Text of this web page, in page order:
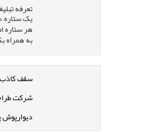
تعرفه
یک ستاره 100000 ریال
هر ستاره اضافه
به همراه
سقف کاذب
شرکت